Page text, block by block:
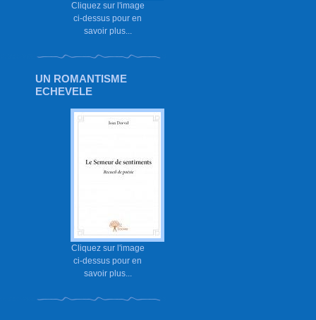
Cliquez sur l'image
ci-dessus pour en
savoir plus...
UN ROMANTISME
ECHEVELE
Cliquez sur l'image
ci-dessus pour en
savoir plus...